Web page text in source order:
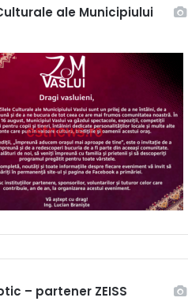
ale Municipiului
– partener ZEISS